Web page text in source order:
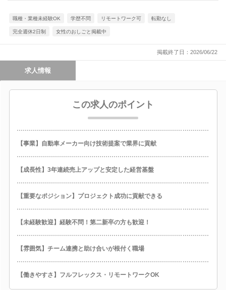
職種・業種未経験OK 学歴不問 リモートワーク可 転勤なし
完全週休2日制 女性のおしごと掲載中
掲載終了日：2026/06/22
求人情報
この求人のポイント
【事業】自動車メーカー向け技術提案で業界に貢献
【成長性】3年連続売上アップと安定した経営基盤
【重要なポジション】プロジェクト成功に貢献できる
【未経験歓迎】経験不問！第二新卒の方も歓迎！
【雰囲気】チーム連携と助け合いが根付く職場
【働きやすさ】フルフレックス・リモートワークOK